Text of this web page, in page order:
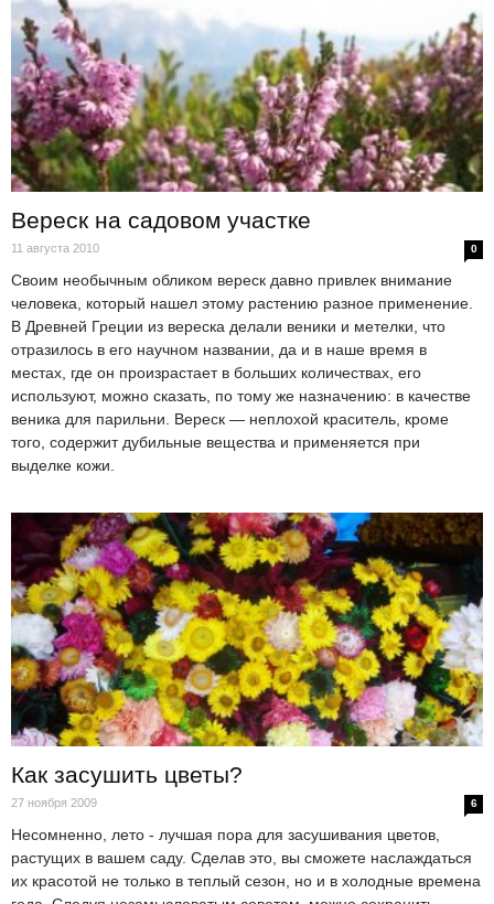
Вереск на садовом участке
11 августа 2010 0
Своим необычным обликом вереск давно привлек внимание
человека, который нашел этому растению разное применение.
В Древней Греции из вереска делали веники и метелки, что
отразилось в его научном названии, да и в наше время в
местах, где он произрастает в больших количествах, его
используют, можно сказать, по тому же назначению: в качестве
веника для парильни. Вереск — неплохой краситель, кроме
того, содержит дубильные вещества и применяется при
выделке кожи.
Как засушить цветы?
27 ноября 2009 6
Несомненно, лето - лучшая пора для засушивания цветов,
растущих в вашем саду. Сделав это, вы сможете наслаждаться
их красотой не только в теплый сезон, но и в холодные времена